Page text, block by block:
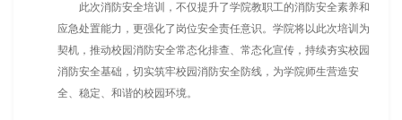
此次消防安全培训，不仅提升了学院教职工的消防安全素养和
应急处置能力，更强化了岗位安全责任意识。学院将以此次培训为
契机，推动校园消防安全常态化排查、常态化宣传，持续夯实校园
消防安全基础，切实筑牢校园消防安全防线，为学院师生营造安
全、稳定、和谐的校园环境。